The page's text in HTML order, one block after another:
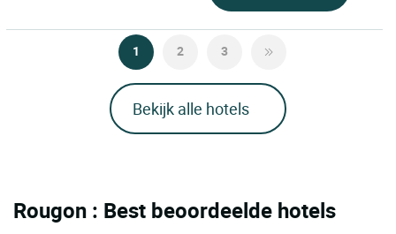
1 2 3
Bekijk alle hotels
Rougon : Best beoordeelde hotels